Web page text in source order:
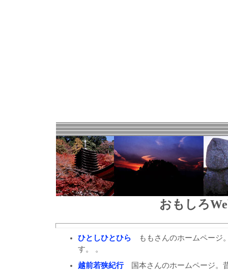
おもしろ
ひとしひとひら ももさんのホームページ
す。 。
越前若狭紀行国本さんのホームページ。